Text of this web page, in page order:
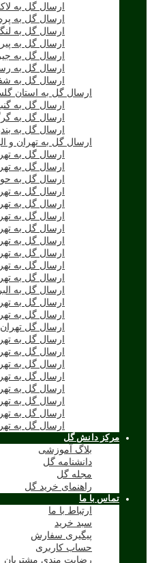
ارسال گل به
ارسال گل به
ارسال گل به
ارسال گل به
ارسال گل به
ارسال گل به
ارسال گل به
ارسال گل به استان
ارسال گل به
ارسال گل به
ارسال گل به
ارسال گل به تهران و
ارسال گل به
ارسال گل به
ارسال گل به
ارسال گل به
ارسال گل به
ارسال گل به
ارسال گل به
ارسال گل به
ارسال گل به
ارسال گل به
ارسال گل به
ارسال گل به
ارسال گل به
ارسال گل به
ارسال گل
ارسال گل به
ارسال گل به
ارسال گل به
ارسال گل به
ارسال گل به
ارسال گل به
ارسال گل به
ارسال گل به
مرکز دانش گل
بلاگ آموزشی
دانشنامه گل
مجله گل
راهنمای خرید گل
تماس با ما
ارتباط با ما
سبد خرید
پیگیری سفارش
حساب کاربری
رضایت مندی مشتریان